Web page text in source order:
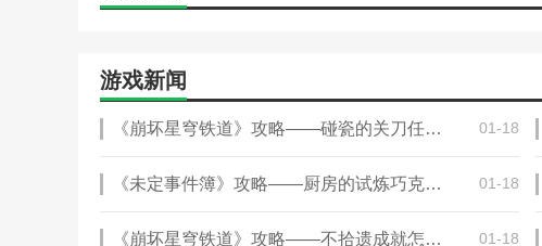
游戏新闻
《崩坏星穹铁道》攻略——碰瓷的关刀任务怎么完成 01-18
《未定事件簿》攻略——厨房的试炼巧克力篇活动什么时候开始 01-18
《崩坏星穹铁道》攻略——不拾遗成就怎么达成 01-18